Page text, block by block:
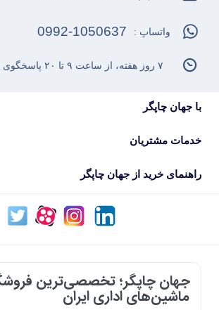
با جهان چاپگر
خدمات مشتریان
راهنمای خرید از جهان چاپگر
واتساپ : 0992-1050637
۷ روز هفته، از ساعت ۹ تا ۲۰ پاسخگوی شما هستیم
جهان چاپگر؛ تخصصی‌ترین
ماشین‌های اداری ایران